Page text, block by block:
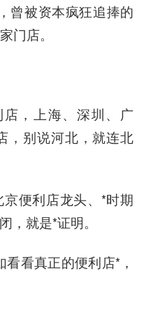
曾被资本疯狂追捧的
门店。
，上海、深圳、广
，别说河北，就连北
便利店龙头、*时期
，就是*证明。
看真正的便利店*，